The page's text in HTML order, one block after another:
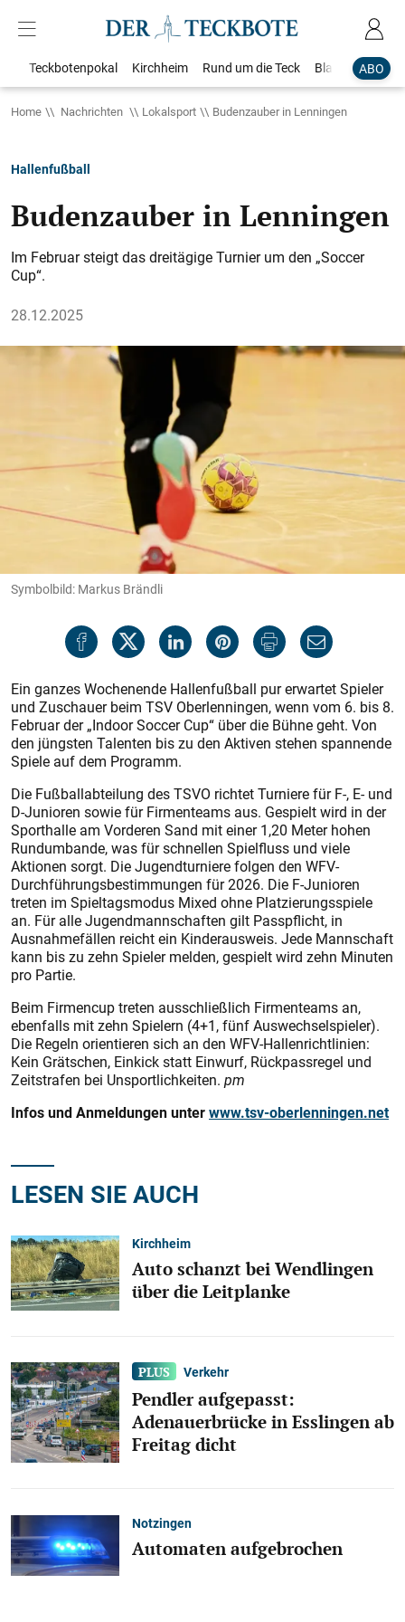
ABO
Teckbotenpokal Kirchheim Rund um die Teck Blaulicht
Home Nachrichten Lokalsport Budenzauber in Lenningen
Hallenfußball
Budenzauber in Lenningen
Im Februar steigt das dreitägige Turnier um den „Soccer
Cup“.
28.12.2025
Symbolbild: Markus Brändli
Ein ganzes Wochenende Hallenfußball pur erwartet Spieler
und Zuschauer beim TSV Oberlenningen, wenn vom 6. bis 8.
Februar der „Indoor Soccer Cup“ über die Bühne geht. Von
den jüngsten Talenten bis zu den Aktiven stehen spannende
Spiele auf dem Programm.
Die Fußballabteilung des TSVO richtet Turniere für F-, E- und
D-Junioren sowie für Firmenteams aus. Gespielt wird in der
Sporthalle am Vorderen Sand mit einer 1,20 Meter hohen
Rundumbande, was für schnellen Spielfluss und viele
Aktionen sorgt. Die Jugendturniere folgen den WFV-
Durchführungsbestimmungen für 2026. Die F-Junioren
treten im Spieltagsmodus Mixed ohne Platzierungsspiele
an. Für alle Jugendmannschaften gilt Passpflicht, in
Ausnahmefällen reicht ein Kinderausweis. Jede Mannschaft
kann bis zu zehn Spieler melden, gespielt wird zehn Minuten
pro Partie.
Beim Firmencup treten ausschließlich Firmenteams an,
ebenfalls mit zehn Spielern (4+1, fünf Auswechselspieler).
Die Regeln orientieren sich an den WFV-Hallenrichtlinien:
Kein Grätschen, Einkick statt Einwurf, Rückpassregel und
Zeitstrafen bei Unsportlichkeiten. pm
Infos und Anmeldungen unterwww.tsv-oberlenningen.net
LESEN SIE AUCH
Kirchheim
Auto schanzt bei Wendlingen
über die Leitplanke
Verkehr
Pendler aufgepasst:
Adenauerbrücke in Esslingen ab
Freitag dicht
Notzingen
Automaten aufgebrochen